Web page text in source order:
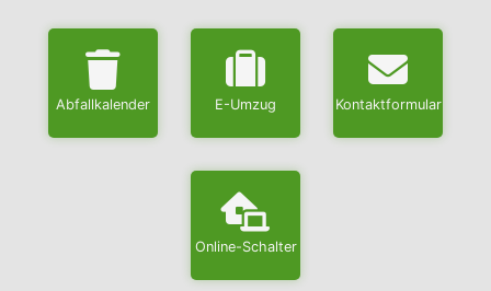
Abfallkalender E-Umzug Kontaktformular
Online-Schalter